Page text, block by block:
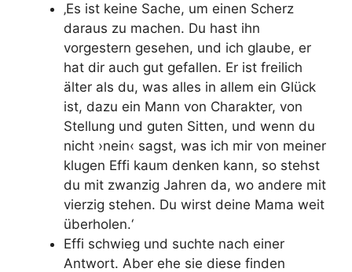
‚Es ist keine Sache, um einen Scherz
daraus zu machen. Du hast ihn
vorgestern gesehen, und ich glaube, er
hat dir auch gut gefallen. Er ist freilich
älter als du, was alles in allem ein Glück
ist, dazu ein Mann von Charakter, von
Stellung und guten Sitten, und wenn du
nicht ›nein‹ sagst, was ich mir von meiner
klugen Effi kaum denken kann, so stehst
du mit zwanzig Jahren da, wo andere mit
vierzig stehen. Du wirst deine Mama weit
überholen.‘
Effi schwieg und suchte nach einer
Antwort. Aber ehe sie diese finden